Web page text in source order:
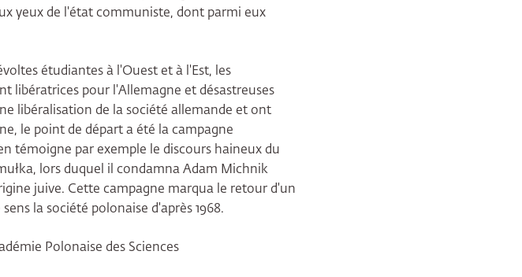
yeux de l'état communiste, dont parmi eux
étudiantes à l'Ouest et à l'Est, les
libératrices pour l'Allemagne et désastreuses
libéralisation de la société allemande et ont
le point de départ a été la campagne
témoigne par exemple le discours haineux du
lors duquel il condamna Adam Michnik
juive. Cette campagne marqua le retour d'un
la société polonaise d'après 1968.
Polonaise des Sciences